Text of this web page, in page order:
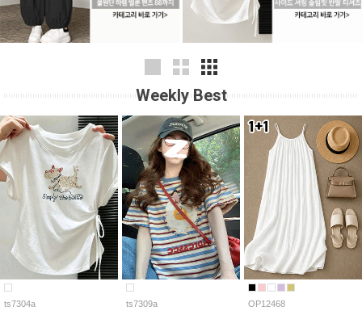
Weekly Best
ts7304a ts7309a OP12468